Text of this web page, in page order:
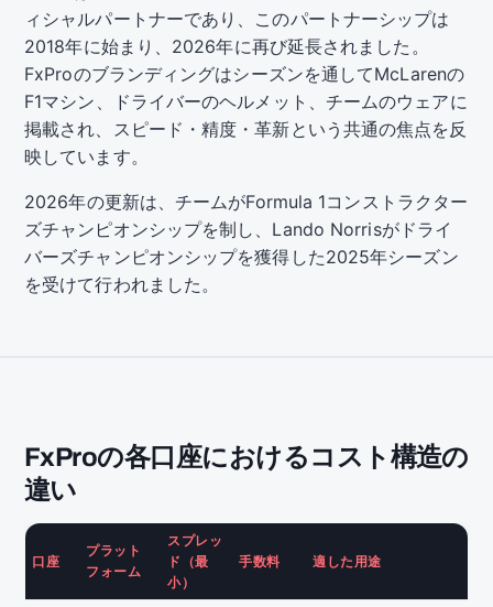
ィシャルパートナーであり、このパートナーシップは
2018年に始まり、2026年に再び延長されました。
FxProのブランディングはシーズンを通してMcLarenの
F1マシン、ドライバーのヘルメット、チームのウェアに
掲載され、スピード・精度・革新という共通の焦点を反
映しています。
2026年の更新は、チームがFormula 1コンストラクター
ズチャンピオンシップを制し、Lando Norrisがドライ
バーズチャンピオンシップを獲得した2025年シーズン
を受けて行われました。
FxProの各口座におけるコスト構造の
違い
口座
プラット
フォーム
スプレッ
ド（最
小）
手数料 適した用途